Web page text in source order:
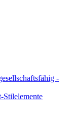
-
Stilelemente